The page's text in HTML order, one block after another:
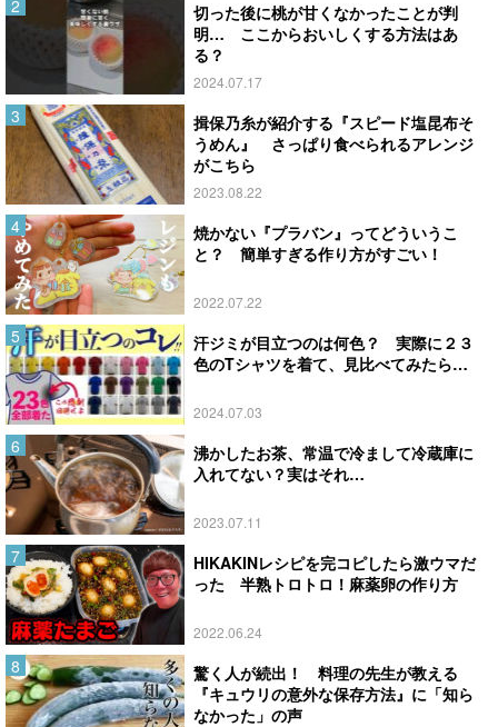
切った後に桃が甘くなかったことが判
明… ここからおいしくする方法はあ
る？
2024.07.17
揖保乃糸が紹介する『スピード塩昆布そ
うめん』 さっぱり食べられるアレンジ
がこちら
2023.08.22
焼かない『プラバン』ってどういうこ
と？ 簡単すぎる作り方がすごい！
2022.07.22
汗ジミが目立つのは何色？ 実際に２３
色のTシャツを着て、見比べてみたら…
2024.07.03
沸かしたお茶、常温で冷まして冷蔵庫に
入れてない？実はそれ…
2023.07.11
HIKAKINレシピを完コピしたら激ウマだ
った 半熟トロトロ！麻薬卵の作り方
2022.06.24
驚く人が続出！ 料理の先生が教える
『キュウリの意外な保存方法』に「知ら
なかった」の声